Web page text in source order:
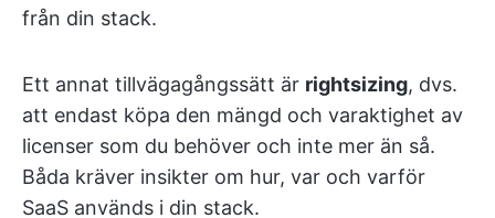
från din stack.
Ett annat tillvägagångssätt är rightsizing, dvs.
att endast köpa den mängd och varaktighet av
licenser som du behöver och inte mer än så.
Båda kräver insikter om hur, var och varför
SaaS används i din stack.